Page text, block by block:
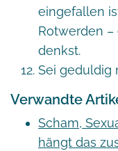
eingefallen
Rotwerden –
denkst.
Sei geduldig
Verwandte
Scham,
hängt das